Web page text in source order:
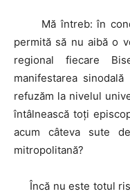
Mă întreb: în
permită să nu aibă o
regional fiecare
manifestarea
refuzăm la nivelul
întâlnească toți
acum câteva sute
mitropolitană?
Încă nu este totul